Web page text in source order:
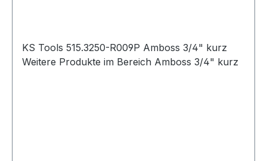
KS Tools 515.3250-R009P Amboss 3/4" kurz
Weitere Produkte im Bereich Amboss 3/4" kurz